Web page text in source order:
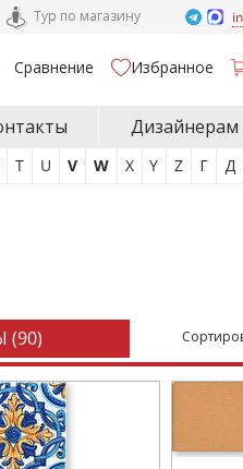
Тур по магазину
Сравнение Избранное
Дизайнерам
T U V W X Y Z Г Д
(90)